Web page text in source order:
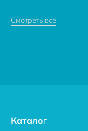
Смотреть все
Каталог